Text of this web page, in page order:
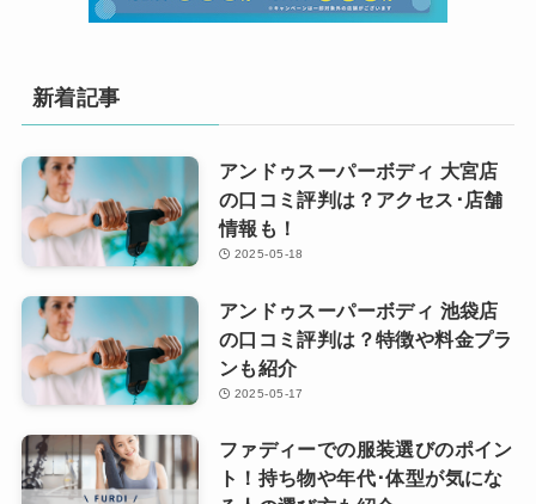
新着記事
アンドゥスーパーボディ 大宮店
の口コミ評判は？アクセス･店舗
情報も！
2025-05-18
アンドゥスーパーボディ 池袋店
の口コミ評判は？特徴や料金プラ
ンも紹介
2025-05-17
ファディーでの服装選びのポイン
ト！持ち物や年代･体型が気にな